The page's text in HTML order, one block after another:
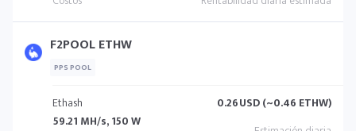
F2POOL ETHW
PPS POOL
Ethash
59.21 MH/s, 150 W
0.26USD (~0.46 ETHW)